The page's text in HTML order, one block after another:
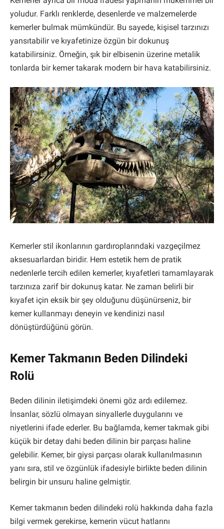
yoludur. Farklı renklerde, desenlerde ve malzemelerde
kemerler bulmak mümkündür. Bu sayede, kişisel tarzınızı
yansıtabilir ve kıyafetinize özgün bir dokunuş
katabilirsiniz. Örneğin, şık bir elbisenin üzerine metalik
tonlarda bir kemer takarak modern bir hava katabilirsiniz.
Kemerler stil ikonlarının gardıroplarındaki vazgeçilmez
aksesuarlardan biridir. Hem estetik hem de pratik
nedenlerle tercih edilen kemerler, kıyafetleri tamamlayarak
tarzınıza zarif bir dokunuş katar. Ne zaman belirli bir
kıyafet için eksik bir şey olduğunu düşünürseniz, bir
kemer kullanmayı deneyin ve kendinizi nasıl
dönüştürdüğünü görün.
Kemer Takmanın Beden Dilindeki
Rolü
Beden dilinin iletişimdeki önemi göz ardı edilemez.
İnsanlar, sözlü olmayan sinyallerle duygularını ve
niyetlerini ifade ederler. Bu bağlamda, kemer takmak gibi
küçük bir detay dahi beden dilinin bir parçası haline
gelebilir. Kemer, bir giysi parçası olarak kullanılmasının
yanı sıra, stil ve özgünlük ifadesiyle birlikte beden dilinin
belirgin bir unsuru haline gelmiştir.
Kemer takmanın beden dilindeki rolü hakkında daha fazla
bilgi vermek gerekirse, kemerin vücut hatlarını